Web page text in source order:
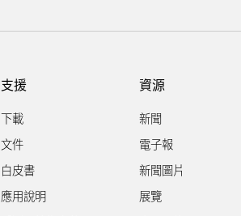
支援
下載
文件
白皮書
應用說明
資源
新聞
電子報
新聞圖片
展覽